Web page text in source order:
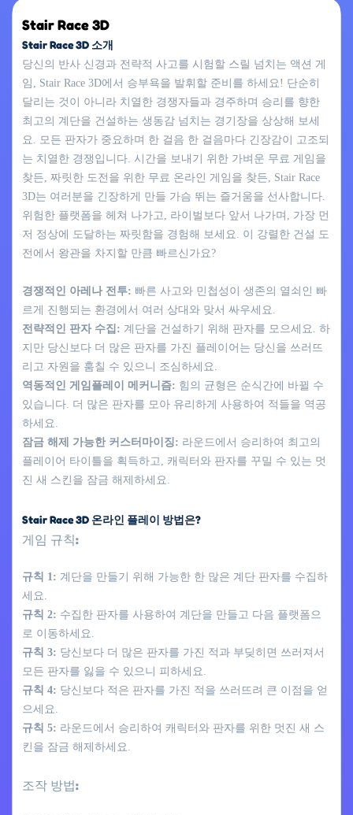
Stair Race 3D
Stair Race 3D 소개
당신의 반사 신경과 전략적 사고를 시험할 스릴 넘치는 액션 게
임, Stair Race 3D에서 승부욕을 발휘할 준비를 하세요! 단순히
달리는 것이 아니라 치열한 경쟁자들과 경주하며 승리를 향한
최고의 계단을 건설하는 생동감 넘치는 경기장을 상상해 보세
요. 모든 판자가 중요하며 한 걸음 한 걸음마다 긴장감이 고조되
는 치열한 경쟁입니다. 시간을 보내기 위한 가벼운 무료 게임을
찾든, 짜릿한 도전을 위한 무료 온라인 게임을 찾든, Stair Race
3D는 여러분을 긴장하게 만들 가슴 뛰는 즐거움을 선사합니다.
위험한 플랫폼을 헤쳐 나가고, 라이벌보다 앞서 나가며, 가장 먼
저 정상에 도달하는 짜릿함을 경험해 보세요. 이 강렬한 건설 도
전에서 왕관을 차지할 만큼 빠르신가요?
경쟁적인 아레나 전투: 빠른 사고와 민첩성이 생존의 열쇠인 빠
르게 진행되는 환경에서 여러 상대와 맞서 싸우세요.
전략적인 판자 수집: 계단을 건설하기 위해 판자를 모으세요. 하
지만 당신보다 더 많은 판자를 가진 플레이어는 당신을 쓰러뜨
리고 자원을 훔칠 수 있으니 조심하세요.
역동적인 게임플레이 메커니즘: 힘의 균형은 순식간에 바뀔 수
있습니다. 더 많은 판자를 모아 유리하게 사용하여 적들을 역공
하세요.
잠금 해제 가능한 커스터마이징: 라운드에서 승리하여 최고의
플레이어 타이틀을 획득하고, 캐릭터와 판자를 꾸밀 수 있는 멋
진 새 스킨을 잠금 해제하세요.
Stair Race 3D 온라인 플레이 방법은?
게임 규칙:
규칙 1: 계단을 만들기 위해 가능한 한 많은 계단 판자를 수집하
세요.
규칙 2: 수집한 판자를 사용하여 계단을 만들고 다음 플랫폼으
로 이동하세요.
규칙 3: 당신보다 더 많은 판자를 가진 적과 부딪히면 쓰러져서
모든 판자를 잃을 수 있으니 피하세요.
규칙 4: 당신보다 적은 판자를 가진 적을 쓰러뜨려 큰 이점을 얻
으세요.
규칙 5: 라운드에서 승리하여 캐릭터와 판자를 위한 멋진 새 스
킨을 잠금 해제하세요.
조작 방법: